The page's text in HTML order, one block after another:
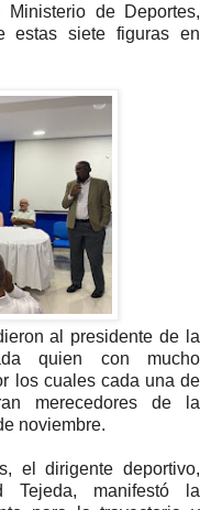
de Deportes,
estas siete figuras en
al presidente de la
quien con mucho
los cuales cada una de
merecedores de la
noviembre.
el dirigente deportivo,
Tejeda, manifestó la